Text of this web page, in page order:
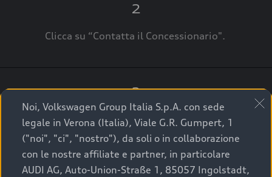
2
Clicca su “Contatta il Concessionario".
3
A breve verrai ricontattato dal Customer Care
Audi Center o direttamente dal Concessionario
che ti supporterà per finalizzare la tua richiesta.
Noi, Volkswagen Group Italia S.p.A. con sede
legale in Verona (Italia), Viale G.R. Gumpert, 1
("noi", "ci", "nostro"), da soli o in collaborazione
con le nostre affiliate e partner, in particolare
AUDI AG, Auto-Union-Straße 1, 85057 Ingolstadt,